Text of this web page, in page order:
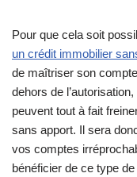
Pour que cela soit
un crédit immobilier
de maîtriser son
dehors de
peuvent tout à fait
sans apport. Il sera
vos comptes
bénéficier de ce type